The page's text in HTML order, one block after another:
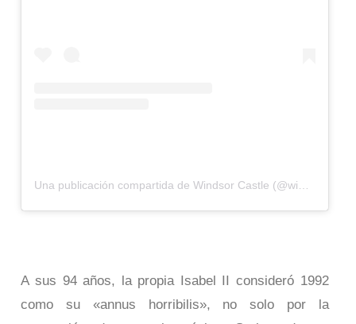
A sus 94 años, la propia Isabel II consideró 1992
como su «annus horribilis», no solo por la